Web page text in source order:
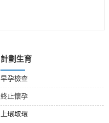
計劃生育
早孕檢查
終止懷孕
上環取環